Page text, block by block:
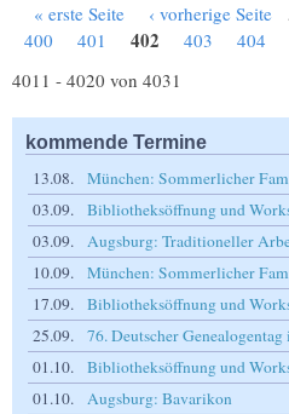
Seiten
« erste Seite ‹ vorherige Seite
400
401 402 403 404
4011 - 4020 von 4031
kommende Termine
13.08.
München: Sommerlicher
03.09.
Bibliotheksöffnung und
03.09.
Augsburg: Traditioneller
10.09.
München: Sommerlicher
17.09.
Bibliotheksöffnung und
25.09.
76. Deutscher
01.10.
Bibliotheksöffnung und
01.10.
Augsburg: Bavarikon